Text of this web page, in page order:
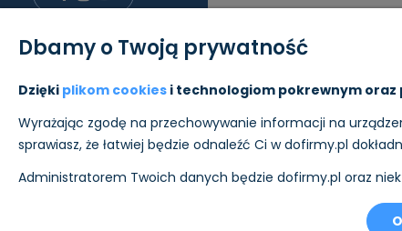
Ustawienia konta
sklep@dofirmy.pl
Dbamy o Twoją prywatność
Dzięki plikom cookies i technologiom pokrewnym oraz
Wyrażając zgodę na przechowywanie informacji na
sprawiasz, że łatwiej będzie odnaleźć Ci w dofirmy.pl
Administratorem Twoich danych będzie dofirmy.pl oraz